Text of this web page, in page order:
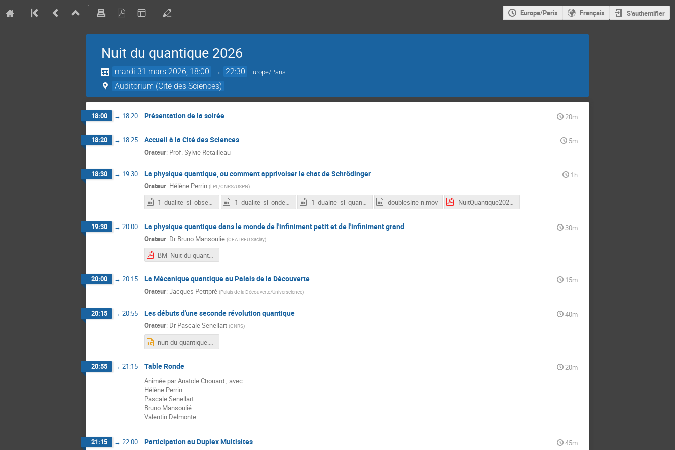
Europe/Paris Français S'authentifier
Nuit du quantique 2026
mardi 31 mars 2026, 18:00 → 22:30 Europe/Paris
Auditorium (Cité des Sciences)
18:00 → 18:20 Présentation de la soirée 20m
18:20 → 18:25 Accueil à la Cité des Sciences
5m
Orateur: Prof.Sylvie Retailleau
18:30 → 19:30 La physique quantique, ou comment apprivoiser le chat de Schrödinger
1h
Orateur: Hélène Perrin (LPL/CNRS/USPN)
1_dualite_sl_observateur.mov 1_dualite_sl_onde.mov 1_dualite_sl_quantique.mov doubleslite-n.mov NuitQuantique2026.pdf
19:30 → 20:00 La physique quantique dans le monde de l'infiniment petit et de l'infiniment grand
30m
Orateur: Dr Bruno Mansoulie (CEA IRFU Saclay)
BM_Nuit-du-quantique.pdf
20:00 → 20:15 La Mécanique quantique au Palais de la Découverte
15m
Orateur: Jacques Petitpré (Palais de la Découverte/Universcience)
20:15 → 20:55 Les débuts d'une seconde révolution quantique
40m
Orateur: Dr Pascale Senellart (CNRS)
nuit-du-quantique.pptx
20:55 → 21:15 Table Ronde
20m
Animée par Anatole Chouard , avec:
Hélène Perrin
Pascale Senellart
Bruno Mansoulié
Valentin Delmonte
21:15 → 22:00 Participation au Duplex Multisites 45m